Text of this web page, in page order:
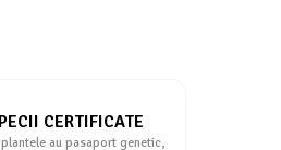
CERTIFICATE
au pasaport genetic,